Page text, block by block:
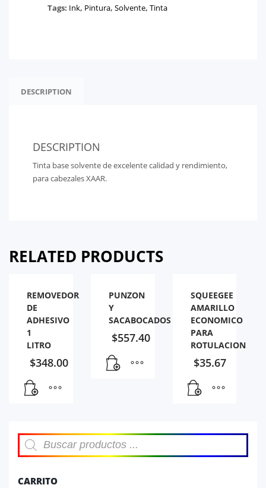
Tags: Ink, Pintura, Solvente, Tinta
DESCRIPTION
DESCRIPTION
Tinta base solvente de excelente calidad y rendimiento,
para cabezales XAAR.
RELATED PRODUCTS
REMOVEDOR
DE
ADHESIVO
1
LITRO
$348.00
PUNZON
Y
SACABOCADOS
$557.40
SQUEEGEE
AMARILLO
ECONOMICO
PARA
ROTULACION
$35.67
Búsqueda
de
productos
CARRITO